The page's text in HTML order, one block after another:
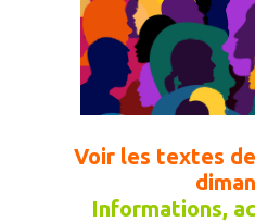
Voir les textes
Informations,